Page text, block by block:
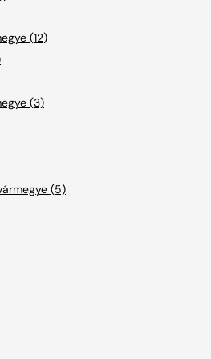
(12)
(3)
(5)